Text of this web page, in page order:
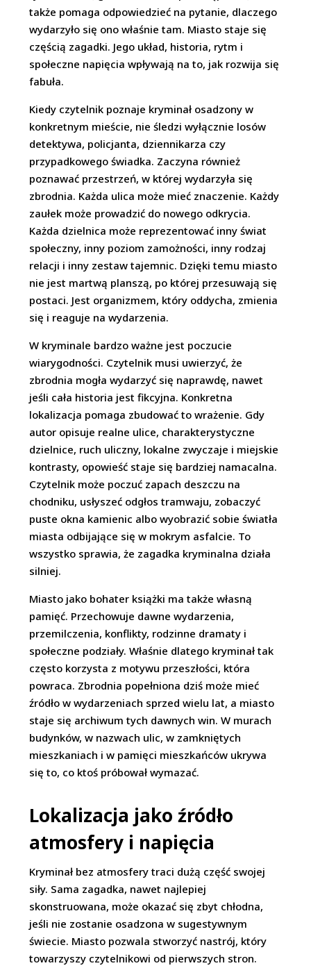
także pomaga odpowiedzieć na pytanie, dlaczego
wydarzyło się ono właśnie tam. Miasto staje się
częścią zagadki. Jego układ, historia, rytm i
społeczne napięcia wpływają na to, jak rozwija się
fabuła.
Kiedy czytelnik poznaje kryminał osadzony w
konkretnym mieście, nie śledzi wyłącznie losów
detektywa, policjanta, dziennikarza czy
przypadkowego świadka. Zaczyna również
poznawać przestrzeń, w której wydarzyła się
zbrodnia. Każda ulica może mieć znaczenie. Każdy
zaułek może prowadzić do nowego odkrycia.
Każda dzielnica może reprezentować inny świat
społeczny, inny poziom zamożności, inny rodzaj
relacji i inny zestaw tajemnic. Dzięki temu miasto
nie jest martwą planszą, po której przesuwają się
postaci. Jest organizmem, który oddycha, zmienia
się i reaguje na wydarzenia.
W kryminale bardzo ważne jest poczucie
wiarygodności. Czytelnik musi uwierzyć, że
zbrodnia mogła wydarzyć się naprawdę, nawet
jeśli cała historia jest fikcyjna. Konkretna
lokalizacja pomaga zbudować to wrażenie. Gdy
autor opisuje realne ulice, charakterystyczne
dzielnice, ruch uliczny, lokalne zwyczaje i miejskie
kontrasty, opowieść staje się bardziej namacalna.
Czytelnik może poczuć zapach deszczu na
chodniku, usłyszeć odgłos tramwaju, zobaczyć
puste okna kamienic albo wyobrazić sobie światła
miasta odbijające się w mokrym asfalcie. To
wszystko sprawia, że zagadka kryminalna działa
silniej.
Miasto jako bohater książki ma także własną
pamięć. Przechowuje dawne wydarzenia,
przemilczenia, konflikty, rodzinne dramaty i
społeczne podziały. Właśnie dlatego kryminał tak
często korzysta z motywu przeszłości, która
powraca. Zbrodnia popełniona dziś może mieć
źródło w wydarzeniach sprzed wielu lat, a miasto
staje się archiwum tych dawnych win. W murach
budynków, w nazwach ulic, w zamkniętych
mieszkaniach i w pamięci mieszkańców ukrywa
się to, co ktoś próbował wymazać.
Lokalizacja jako źródło
atmosfery i napięcia
Kryminał bez atmosfery traci dużą część swojej
siły. Sama zagadka, nawet najlepiej
skonstruowana, może okazać się zbyt chłodna,
jeśli nie zostanie osadzona w sugestywnym
świecie. Miasto pozwala stworzyć nastrój, który
towarzyszy czytelnikowi od pierwszych stron.